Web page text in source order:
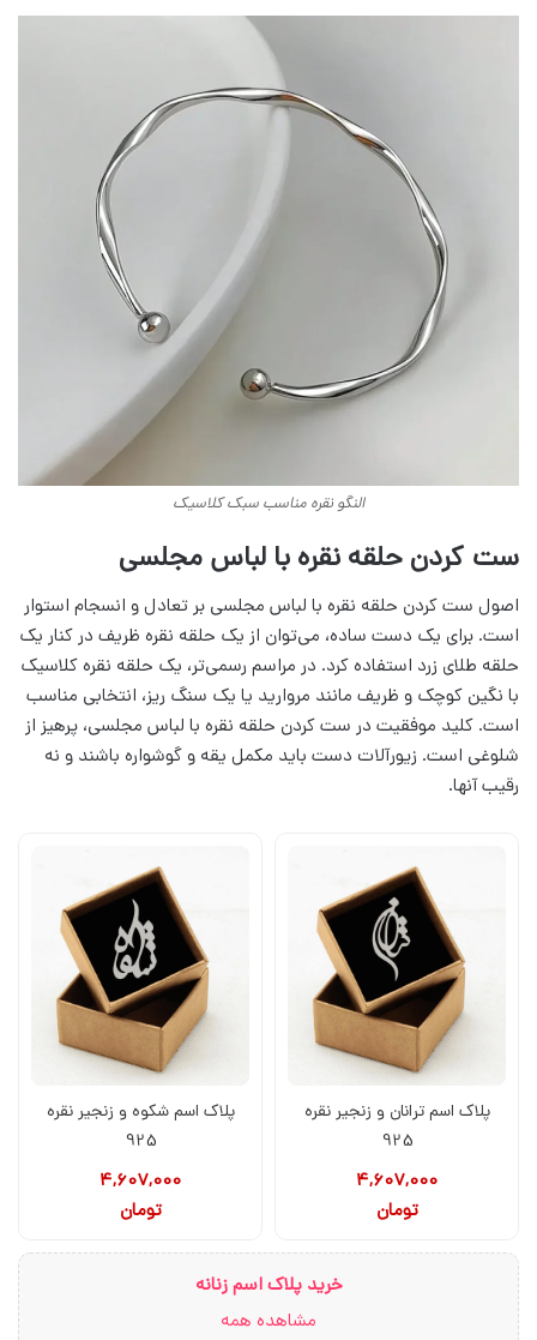
النگو نقره مناسب سبک کلاسیک
ست کردن حلقه نقره با لباس مجلسی
اصول ست کردن حلقه نقره با لباس مجلسی بر تعادل و انسجام استوار
است. برای یک دست ساده، می‌توان از یک حلقه نقره ظریف در کنار یک
حلقه طلای زرد استفاده کرد. در مراسم رسمی‌تر، یک حلقه نقره کلاسیک
با نگین کوچک و ظریف مانند مروارید یا یک سنگ ریز، انتخابی مناسب
است. کلید موفقیت در ست کردن حلقه نقره با لباس مجلسی، پرهیز از
شلوغی است. زیورآلات دست باید مکمل یقه و گوشواره باشند و نه
رقیب آنها.
پلاک اسم ترانان و زنجیر نقره
925
4,607,000
تومان
پلاک اسم شکوه و زنجیر نقره
925
4,607,000
تومان
خرید پلاک اسم زنانه
مشاهده همه